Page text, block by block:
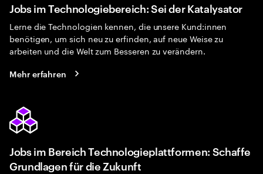
Jobs im Technologiebereich: Sei der Katalysator
Lerne die Technologien kennen, die unsere Kund:innen
benötigen, um sich neu zu erfinden, auf neue Weise zu
arbeiten und die Welt zum Besseren zu verändern.
Mehr erfahren
Jobs im Bereich Technologieplattformen: Schaffe
Grundlagen für die Zukunft